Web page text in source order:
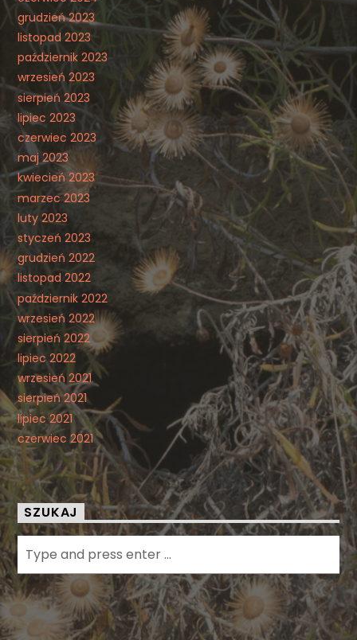
grudzień 2023
listopad 2023
październik 2023
wrzesień 2023
sierpień 2023
lipiec 2023
czerwiec 2023
maj 2023
kwiecień 2023
marzec 2023
luty 2023
styczeń 2023
grudzień 2022
listopad 2022
październik 2022
wrzesień 2022
sierpień 2022
lipiec 2022
wrzesień 2021
sierpień 2021
lipiec 2021
czerwiec 2021
SZUKAJ